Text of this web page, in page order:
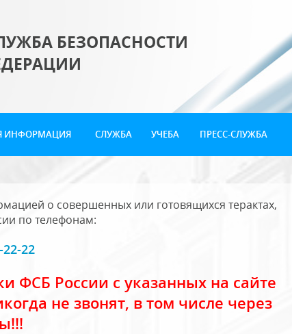
БЕЗОПАСНОСТИ
ИНФОРМАЦИЯ СЛУЖБА УЧЕБА ПРЕСС-СЛУЖБА
о совершенных или готовящихся терактах,
по телефонам:
22-22
ФСБ России с указанных на сайте
не звонят, в том числе через